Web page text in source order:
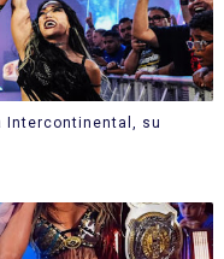
Intercontinental, su